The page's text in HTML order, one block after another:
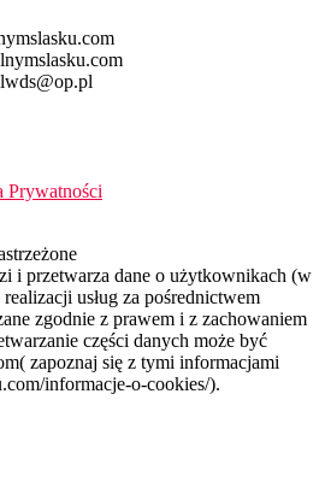
Prywatności
i przetwarza dane o użytkownikach (w
usług za pośrednictwem
zgodnie z prawem i z zachowaniem
części danych może być
zapoznaj się z tymi informacjami
informacje-o-cookies/).